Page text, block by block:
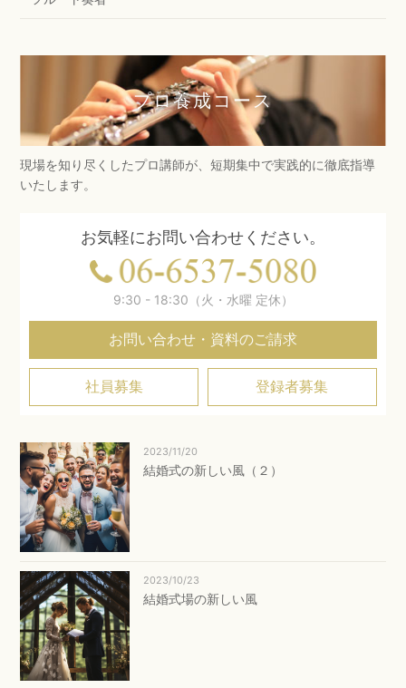
プロ養成コース
現場を知り尽くしたプロ講師が、短期集中で実践的に徹底指導
いたします。
お気軽にお問い合わせください。
9:30 - 18:30（火・水曜 定休）
お問い合わせ・資料のご請求
社員募集 登録者募集
2023/11/20
結婚式の新しい風（２）
2023/10/23
結婚式場の新しい風